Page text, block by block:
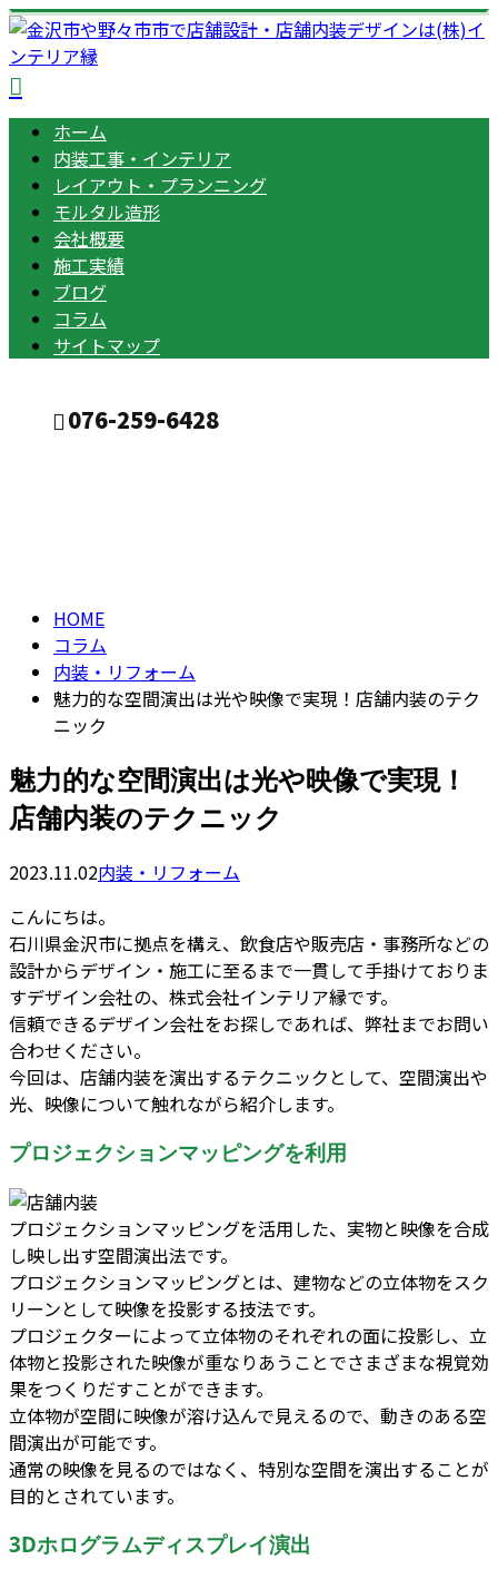
ホーム
内装工事・インテリア
レイアウト・プランニング
モルタル造形
会社概要
施工実績
ブログ
コラム
サイトマップ
076-259-6428
HOME
コラム
内装・リフォーム
魅力的な空間演出は光や映像で実現！店舗内装のテク
ニック
魅力的な空間演出は光や映像で実現！
店舗内装のテクニック
2023.11.02内装・リフォーム
こんにちは。
石川県金沢市に拠点を構え、飲食店や販売店・事務所などの
設計からデザイン・施工に至るまで一貫して手掛けておりま
すデザイン会社の、株式会社インテリア縁です。
信頼できるデザイン会社をお探しであれば、弊社までお問い
合わせください。
今回は、店舗内装を演出するテクニックとして、空間演出や
光、映像について触れながら紹介します。
プロジェクションマッピングを利用
プロジェクションマッピングを活用した、実物と映像を合成
し映し出す空間演出法です。
プロジェクションマッピングとは、建物などの立体物をスク
リーンとして映像を投影する技法です。
プロジェクターによって立体物のそれぞれの面に投影し、立
体物と投影された映像が重なりあうことでさまざまな視覚効
果をつくりだすことができます。
立体物が空間に映像が溶け込んで見えるので、動きのある空
間演出が可能です。
通常の映像を見るのではなく、特別な空間を演出することが
目的とされています。
3Dホログラムディスプレイ演出